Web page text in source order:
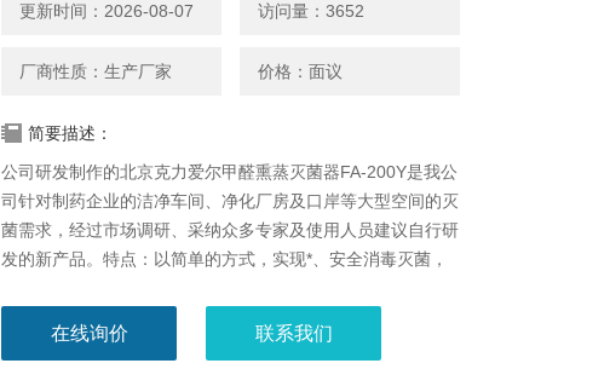
更新时间：2026-08-07 访问量：3652
厂商性质：生产厂家 价格：面议
简要描述：
公司研发制作的北京克力爱尔甲醛熏蒸灭菌器FA-200Y是我公
司针对制药企业的洁净车间、净化厂房及口岸等大型空间的灭
菌需求，经过市场调研、采纳众多专家及使用人员建议自行研
发的新产品。特点：以简单的方式，实现*、安全消毒灭菌，
间表面及过滤器内部的细菌和病毒，
在线询价 联系我们